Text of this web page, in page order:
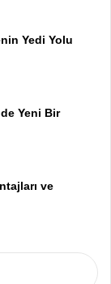
Yedi Yolu
Yeni Bir
ve